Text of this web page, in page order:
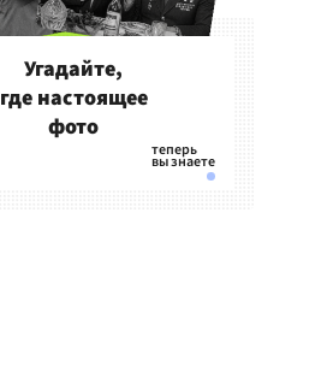
Угадайте,
где настоящее
фото